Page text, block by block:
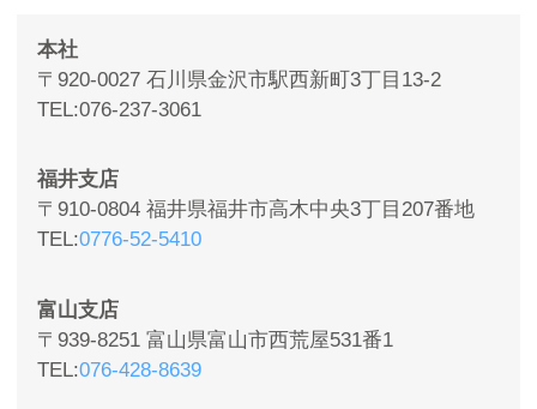
本社
〒920-0027 石川県金沢市駅西新町3丁目13-2
TEL 076-237-3061
福井支店
〒910-0804 福井県福井市高木中央3丁目207番地
TEL 0776-52-5410
富山支店
〒939-8251 富山県富山市西荒屋531番1
TEL 076-428-8639